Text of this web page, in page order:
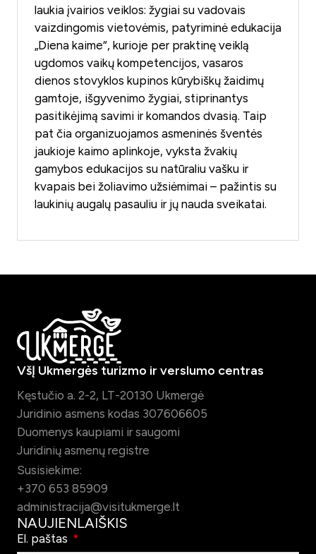
laukia įvairios veiklos: žygiai su vadovais
vaizdingomis vietovėmis, patyriminė edukacija
„Diena kaime“, kurioje per praktinę veiklą
ugdomos vaikų kompetencijos, vasaros
dienos stovyklos kupinos kūrybiškų žaidimų
gamtoje, išgyvenimo žygiai, stiprinantys
pasitikėjimą savimi ir komandos dvasią. Taip
pat čia organizuojamos asmeninės šventės
jaukioje kaimo aplinkoje, vyksta žvakių
gamybos edukacijos su natūraliu vašku ir
kvapais bei žoliavimo užsiėmimai – pažintis su
laukinių augalų pasauliu ir jų nauda sveikatai.
VšĮ Ukmergės turizmo ir verslumo centras
Kęstučio a. 2-2, LT-20130 Ukmergė
Juridinio asmens kodas 307606605
Duomenys kaupiami ir saugomi
Juridinių asmenų registre
Susisiekime:
+370 653 85909
administracija@visitukmerge.lt
NAUJIENLAIŠKIS
El. paštas